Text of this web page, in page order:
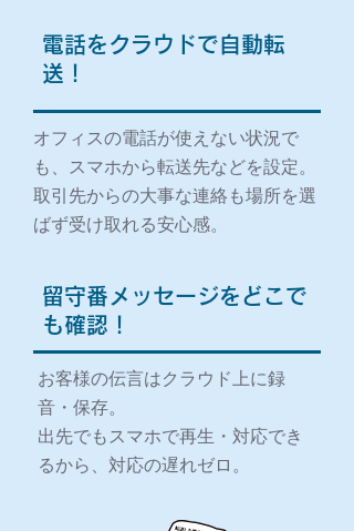
電話をクラウドで自動転
送！
オフィスの電話が使えない状況で
も、スマホから転送先などを設定。
取引先からの大事な連絡も場所を選
ばず受け取れる安心感。
留守番メッセージをどこで
も確認！
お客様の伝言はクラウド上に録
音・保存。
出先でもスマホで再生・対応でき
るから、対応の遅れゼロ。